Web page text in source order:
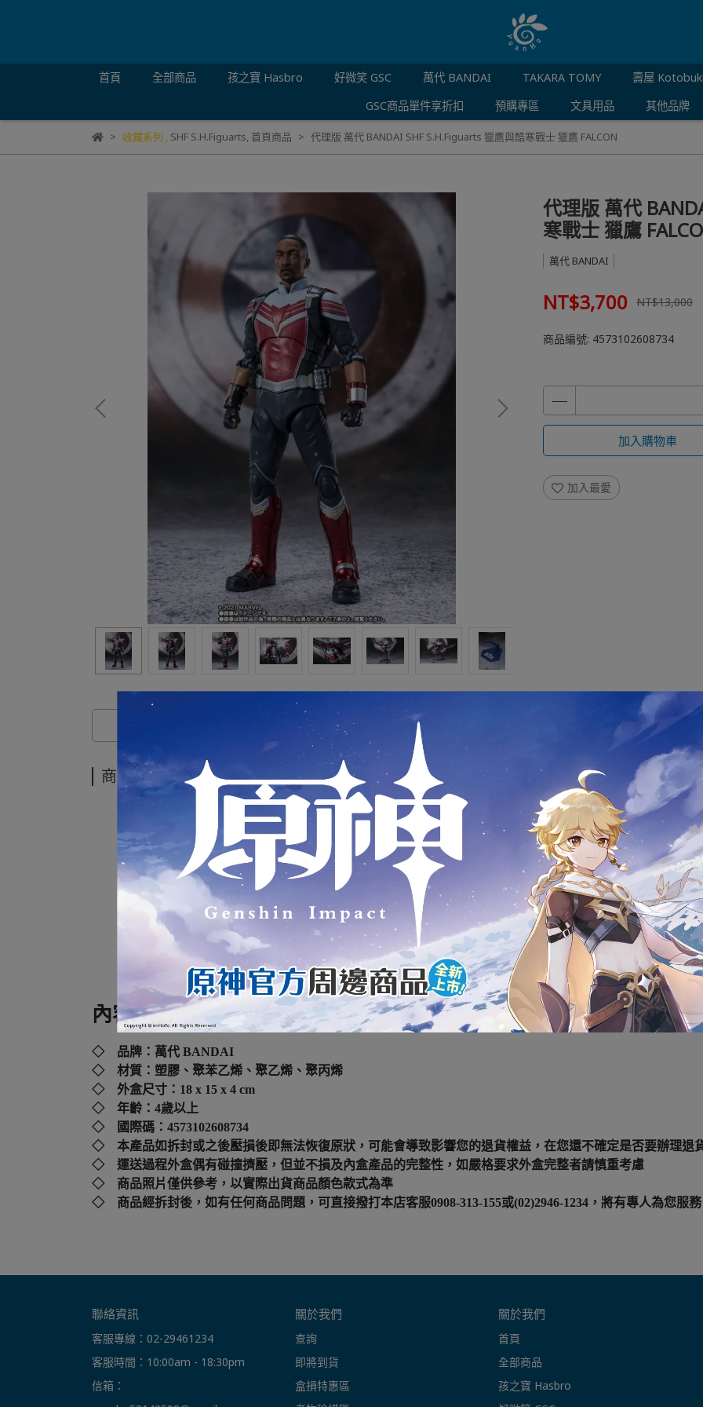
首頁 全部商品 孩之寶 Hasbro 好微笑 GSC 萬代 BANDAI TAKARA TOMY
壽屋
GSC商品單件享折扣
預購專區 文具用品 其他品牌
收藏系列 , SHF S.H.Figuarts, 首頁商品 代理版 萬代 BANDAI SHF S.H.Figuarts 獵鷹與酷寒戰士 獵鷹 FALCON
代理版 萬代
寒戰士 獵鷹
萬代 BANDAI
NT$3,700 NT$13,000
商品編號: 4573102608734
加入購物車
加入最愛
商品介紹
代理版 萬代 BANDAI SHF
獵鷹與酷寒戰士 獵鷹 FALCON
全新未拆封
下標前請先詢問
內容規格：
◇ 品牌：萬代 BANDAI
◇ 材質：塑膠、聚苯乙烯、聚乙烯、聚丙烯
◇ 外盒尺寸： 18 x 15 x 4 cm
◇ 年齡：4歲以上
◇ 國際碼： 4573102608734
◇ 本產品如拆封或之後壓損後即無法恢復原狀，可能會導致影響您的退貨權益，在您還不確定是否要辦理退
◇ 運送過程外盒偶有碰撞擠壓，但並不損及內盒產品的完整性，如嚴格要求外盒完整者請慎重考慮
◇ 商品照片僅供參考，以實際出貨商品顏色款式為準
◇ 商品經拆封後，如有任何商品問題，可直接撥打本店客服0908-313-155或(02)2946-1234，將有專人為您服務
聯絡資訊
客服專線：02-29461234
客服時間：10:00am - 18:30pm
信箱：
關於我們
查詢
即將到貨
盒損特惠區
關於我們
首頁
全部商品
孩之寶 Hasbro